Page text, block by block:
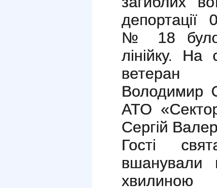
№ 18 було
лінійку. На
ветеран
Володимир
АТО
Сергій
Гості
вшанували